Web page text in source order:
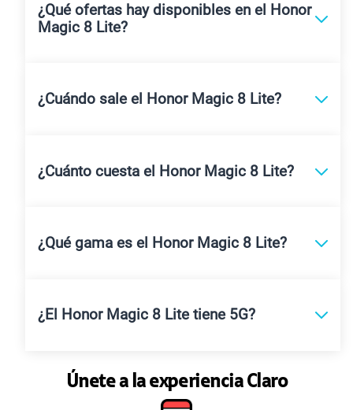
¿Qué ofertas hay disponibles en el Honor
Magic 8 Lite?
¿Cuándo sale el Honor Magic 8 Lite?
¿Cuánto cuesta el Honor Magic 8 Lite?
¿Qué gama es el Honor Magic 8 Lite?
¿El Honor Magic 8 Lite tiene 5G?
Únete a la experiencia Claro